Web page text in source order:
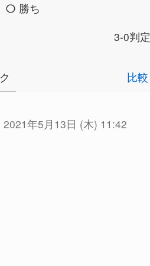
勝ち
3-0判定
比較
2021年5月13日 (木) 11:42